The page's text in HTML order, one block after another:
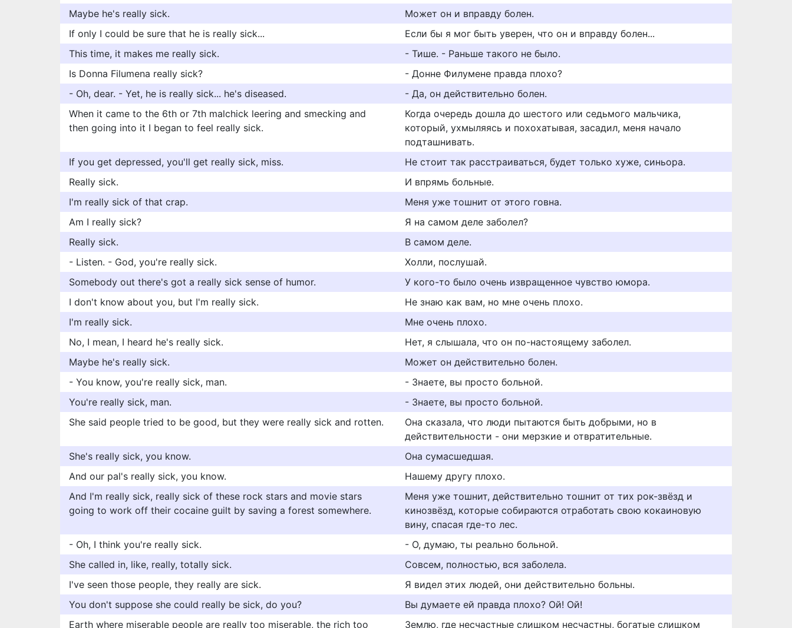
Maybe he's really sick.
Может он и вправду болен.
If only I could be sure that he is really sick...
Если бы я мог быть уверен, что он и вправду болен...
This time, it makes me really sick.
- Тише. - Раньше такого не было.
Is Donna Filumena really sick?
- Донне Филумене правда плохо?
- Oh, dear. - Yet, he is really sick... he's diseased.
- Да, он действительно болен.
When it came to the 6th or 7th malchick leering and smecking and
then going into it I began to feel really sick.
Когда очередь дошла до шестого или седьмого мальчика,
который, ухмыляясь и похохатывая, засадил, меня начало
подташнивать.
If you get depressed, you'll get really sick, miss.
Не стоит так расстраиваться, будет только хуже, синьора.
Really sick.
И впрямь больные.
I'm really sick of that crap.
Меня уже тошнит от этого говна.
Am I really sick?
Я на самом деле заболел?
Really sick.
В самом деле.
- Listen. - God, you're really sick.
Холли, послушай.
Somebody out there's got a really sick sense of humor.
У кого-то было очень извращенное чувство юмора.
I don't know about you, but I'm really sick.
Не знаю как вам, но мне очень плохо.
I'm really sick.
Мне очень плохо.
No, I mean, I heard he's really sick.
Нет, я слышала, что он по-настоящему заболел.
Maybe he's really sick.
Может он действительно болен.
- You know, you're really sick, man.
- Знаете, вы просто больной.
You're really sick, man.
- Знаете, вы просто больной.
She said people tried to be good, but they were really sick and rotten.
Она сказала, что люди пытаются быть добрыми, но в
действительности - они мерзкие и отвратительные.
She's really sick, you know.
Она сумасшедшая.
And our pal's really sick, you know.
Нашему другу плохо.
And I'm really sick, really sick of these rock stars and movie stars
going to work off their cocaine guilt by saving a forest somewhere.
Меня уже тошнит, действительно тошнит от тих рок-звёзд и
кинозвёзд, которые собираются отработать свою кокаиновую
вину, спасая где-то лес.
- Oh, I think you're really sick.
- О, думаю, ты реально больной.
She called in, like, really, totally sick.
Совсем, полностью, вся заболела.
I've seen those people, they really are sick.
Я видел этих людей, они действительно больны.
You don't suppose she could really be sick, do you?
Вы думаете ей правда плохо? Ой! Ой!
Earth where miserable people are really too miserable, the rich too
Землю, где несчастные слишком несчастны, богатые слишком